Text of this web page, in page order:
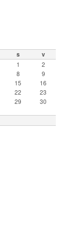
s v
1
2
8
9
15
16
22
23
29
30